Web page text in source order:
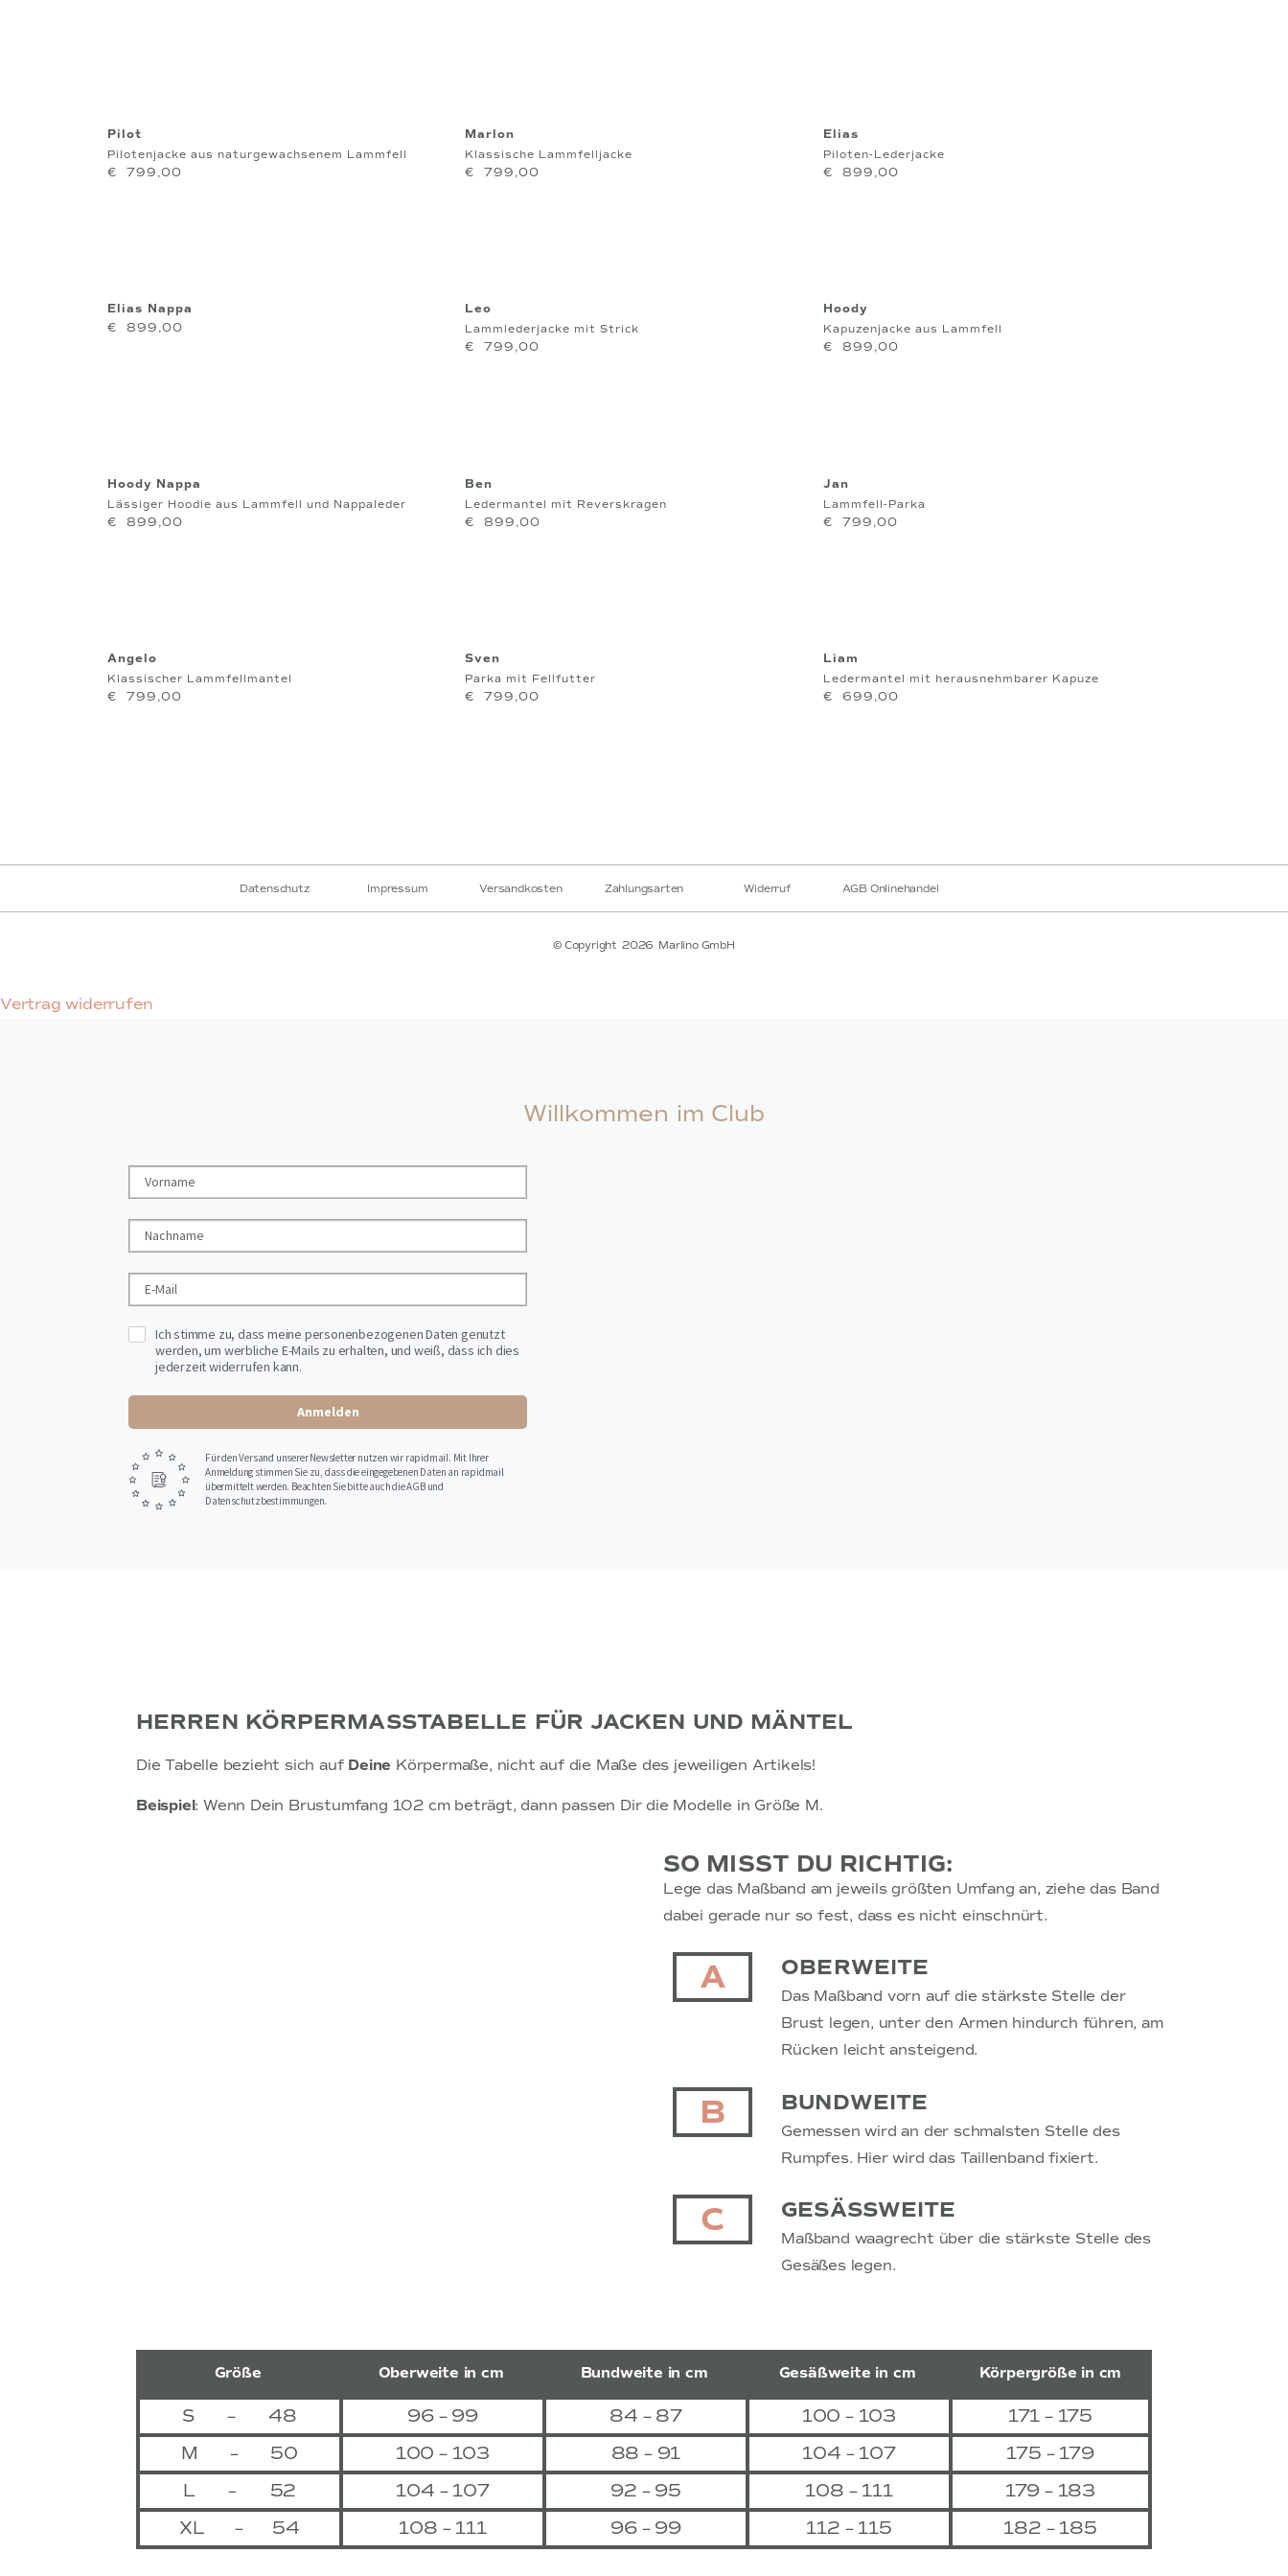
Pilot
Pilotenjacke aus naturgewachsenem Lammfell
€ 799,00
Marlon
Klassische Lammfelljacke
€ 799,00
Elias
Piloten-Lederjacke
€ 899,00
Elias Nappa
€
899,00
Leo
Lammlederjacke mit Strick
€ 799,00
Hoody
Kapuzenjacke aus Lammfell
€ 899,00
Hoody Nappa
Lässiger Hoodie aus Lammfell und Nappaleder
€ 899,00
Ben
Ledermantel mit Reverskragen
€ 899,00
Jan
Lammfell-Parka
€ 799,00
Angelo
Klassischer Lammfellmantel
€ 799,00
Sven
Parka mit Fellfutter
€ 799,00
Liam
Ledermantel mit herausnehmbarer Kapuze
€ 699,00
Datenschutz Impressum Versandkosten Zahlungsarten Widerruf AGB Onlinehandel
© Copyright 2026 Marlino GmbH
Vertrag widerrufen
Willkommen im Club
Ich stimme zu, dass meine personenbezogenen Daten genutzt
werden, um werbliche E-Mails zu erhalten, und weiß, dass ich dies
jederzeit widerrufen kann.
Anmelden
Für den Versand unserer Newsletter nutzen wir rapidmail. Mit Ihrer
Anmeldung stimmen Sie zu, dass die eingegebenen Daten an rapidmail
übermittelt werden. Beachten Sie bitte auch die AGB und
Datenschutzbestimmungen.
HERREN KÖRPERMASSTABELLE FÜR JACKEN UND MÄNTEL
Die Tabelle bezieht sich auf Deine Körpermaße, nicht auf die Maße des jeweiligen Artikels!
Beispiel : Wenn Dein Brustumfang 102 cm beträgt, dann passen Dir die Modelle in Größe M.
SO MISST DU RICHTIG:
Lege das Maßband am jeweils größten Umfang an, ziehe das Band
dabei gerade nur so fest, dass es nicht einschnürt.
A OBERWEITE
Das Maßband vorn auf die stärkste Stelle der
Brust legen, unter den Armen hindurch führen, am
Rücken leicht ansteigend.
B BUNDWEITE
Gemessen wird an der schmalsten Stelle des
Rumpfes. Hier wird das Taillenband fixiert.
C GESÄSSWEITE
Maßband waagrecht über die stärkste Stelle des
Gesäßes legen.
Größe Oberweite in cm Bundweite in cm Gesäßweite in cm Körpergröße in cm
S – 48 96 – 99 84 – 87 100 – 103
171 – 175
M
– 50 100 – 103 88 – 91 104 – 107
175 – 179
L
– 52 104 – 107 92 – 95 108 – 111
179 – 183
XL
– 54 108 – 111 96 – 99 112 – 115 182 – 185